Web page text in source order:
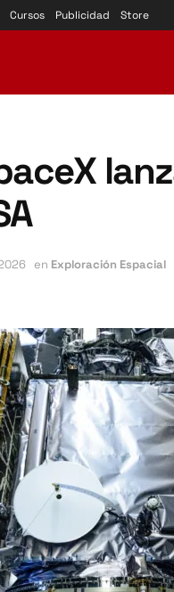
Cursos Publicidad Store
en Exploración Espacial